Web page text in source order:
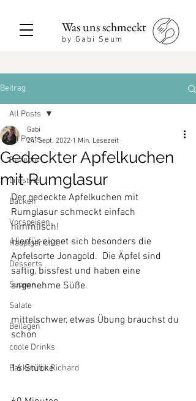
Was uns schmeckt
by Gabi Seum
Beitrag
All Posts
Rezepte
Lifestyle
Backen
Vorspeisen
Hauptgerichte
Desserts
Suppen
Salate
Beilagen
coole Drinks
Backen für Richard
All Posts
Gedeckter Apfelkuchen
mit Rumglasur
Gabi
24. Sept. 2022 1 Min. Lesezeit
Der gedeckte Apfelkuchen mit
Rumglasur schmeckt einfach
himmlisch!
Hierfür eignet sich besonders die
Apfelsorte Jonagold.  Die Äpfel sind
saftig, bissfest und haben eine
angenehme Süße.
mittelschwer, etwas Übung brauchst du
schon
16 Stücke